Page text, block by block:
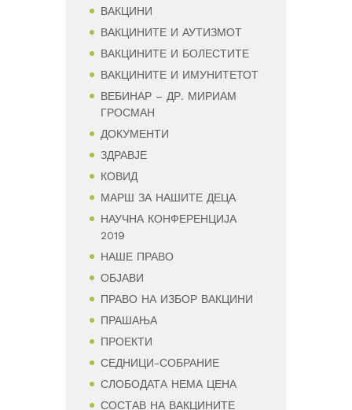
ВАКЦИНИ
ВАКЦИНИТЕ И АУТИЗМОТ
ВАКЦИНИТЕ И БОЛЕСТИТЕ
ВАКЦИНИТЕ И ИМУНИТЕТОТ
ВЕБИНАР – ДР. МИРИАМ
ГРОСМАН
ДОКУМЕНТИ
ЗДРАВЈЕ
КОВИД
МАРШ ЗА НАШИТЕ ДЕЦА
НАУЧНА КОНФЕРЕНЦИЈА
2019
НАШЕ ПРАВО
ОБЈАВИ
ПРАВО НА ИЗБОР ВАКЦИНИ
ПРАШАЊА
ПРОЕКТИ
СЕДНИЦИ-СОБРАНИЕ
СЛОБОДАТА НЕМА ЦЕНА
СОСТАВ НА ВАКЦИНИТЕ